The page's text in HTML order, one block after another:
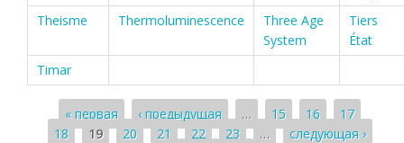
Theisme
Thermoluminescence
Three Age
System
Tiers
État
Timar
Страницы
« первая ‹ предыдущая … 15 16
17
18
19 20 21 22 23 …
следующая ›